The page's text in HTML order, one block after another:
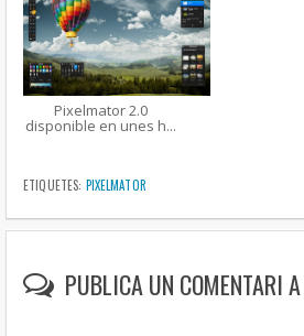
Pixelmator 2.0
disponible en unes h...
ETIQUETES: PIXELMATOR
PUBLICA UN COMENTARI